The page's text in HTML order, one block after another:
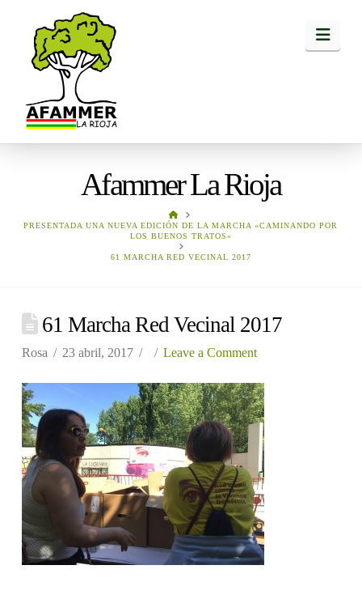
Afammer La Rioja
HOME
PRESENTADA UNA NUEVA EDICIÓN DE LA MARCHA «CAMINANDO POR
LOS BUENOS TRATOS»
61 MARCHA RED VECINAL 2017
61 Marcha Red Vecinal 2017
Rosa 23 abril, 2017 Leave a Comment